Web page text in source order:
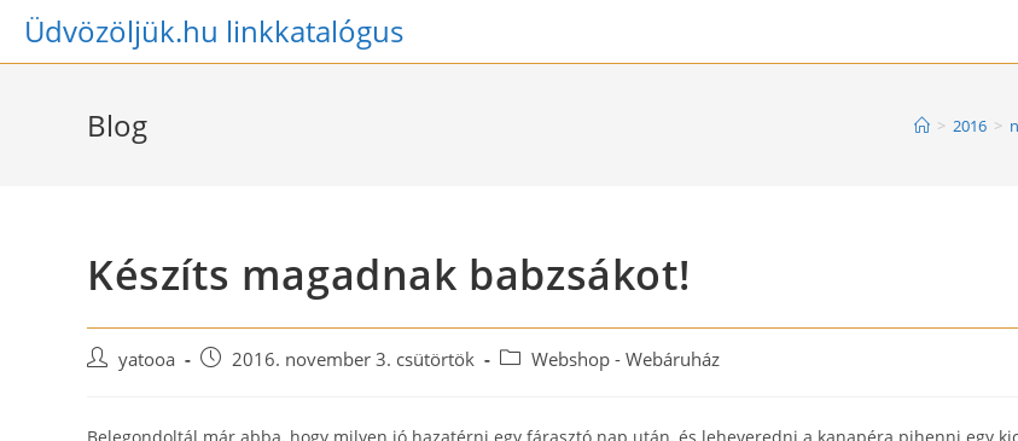
SkipÜdvözöljük.hu linkkatalógus
Blog > 2016 >
Készíts magadnak babzsákot!
Postyatooa
Post 2016. november 3. csütörtök
PostWebshop - Webáruház